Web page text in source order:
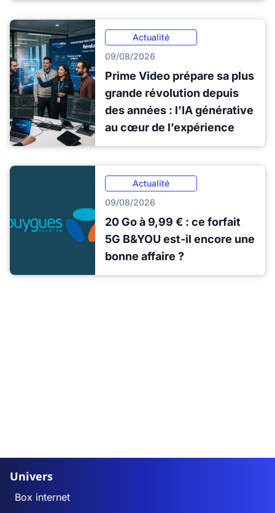
Actualité
09/08/2026
Prime Video prépare sa plus
grande révolution depuis
des années : l’IA générative
au cœur de l’expérience
Actualité
09/08/2026
20 Go à 9,99 € : ce forfait
5G B&YOU est-il encore une
bonne affaire ?
Univers
Box internet